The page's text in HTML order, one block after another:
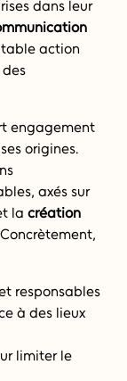
dans leur
action
engagement
origines.
axés sur
la création
responsables
à des lieux
limiter le